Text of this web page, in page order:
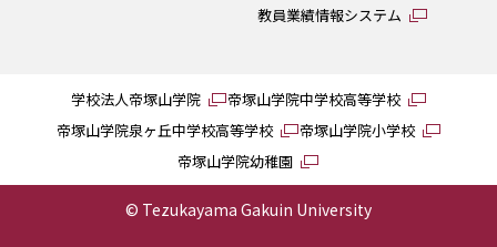
教員業績情報システム
学校法人帝塚山学院
帝塚山学院中学校高等学校
帝塚山学院泉ヶ丘中学校高等学校
帝塚山学院小学校
帝塚山学院幼稚園
© Tezukayama Gakuin University